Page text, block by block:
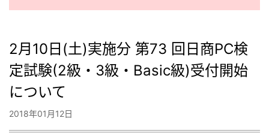
2月10日(土)実施分 第73 回日商PC検
定試験(2級・3級・Basic級)受付開始
について
2018年01月12日